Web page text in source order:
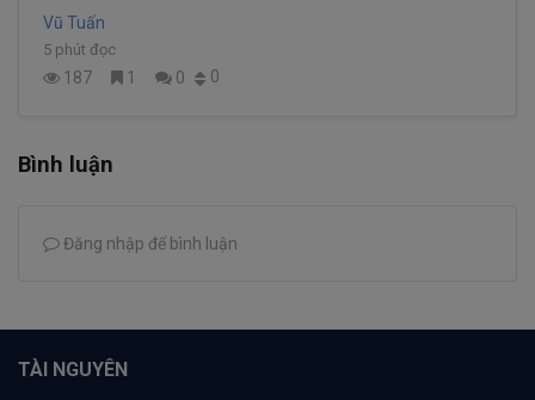
Vũ Tuấn
5 phút đọc
187 1 0 0
Bình luận
Đăng nhập để bình luận
TÀI NGUYÊN